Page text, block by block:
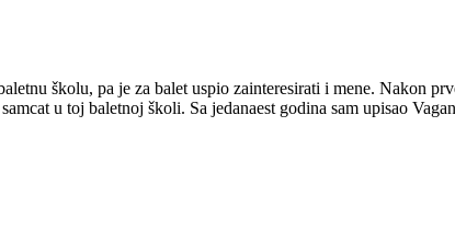
školu, pa je za balet uspio zainteresirati i mene. Nakon
u toj baletnoj školi. Sa jedanaest godina sam upisao